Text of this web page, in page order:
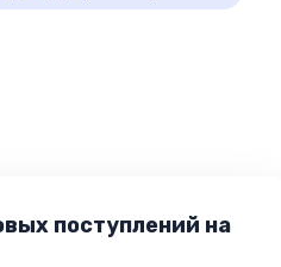
поступлений на